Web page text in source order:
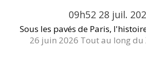
09h52 28 juil.
Sous les pavés de Paris,
26 juin 2026 Tout au long du